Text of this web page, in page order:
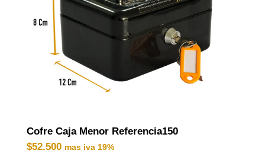
Cofre Caja Menor Referencia150
$52.500 mas iva 19%